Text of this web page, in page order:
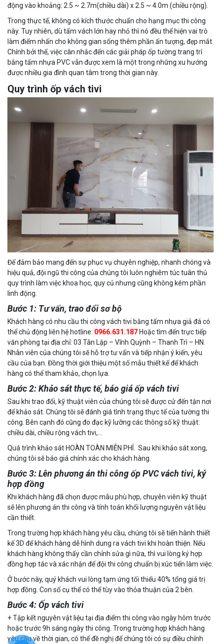
động vào khoảng: 2.5 ~ 2.7m(chiều dài) x 2.5 ~ 4.0m (chiều rộng).
Trong thực tế, không có kích thước chuẩn cho hạng mục thi công
này. Tuy nhiên, dù tấm vách lớn hay nhỏ thì nó đều thể hiện vai trò
làm điểm nhấn cho không gian sống thêm phần ấn tượng, đẹp mắt.
Chính bởi thế, việc cân nhắc đến các giải pháp ốp tường trang trí
bằng tấm nhựa PVC vẫn được xem là một trong những xu hướng
được nhiều gia đình quan tâm trong thời gian này.
Quy trình ốp vách tivi
Để đảm bảo mang đến sự phục vụ chuyên nghiệp, nhanh chóng và
hiệu quả, đội ngũ thi công của chúng tôi luôn nghiêm túc tuân thủ
quy trình làm việc khoa học, quy củ nhưng cũng không kém phần
linh động.
Bước 1: Tư vấn, trao đổi sơ bộ
Khách hàng có nhu cầu thi công vách tivi bằng tấm nhựa giả đá có
thể chủ động liên hệ hotline: 0966.631.187Hoặc tìm đến trực tiếp
văn phòng tại địa chỉ: 03 Tân Lập – Vĩnh Quỳnh – Thanh Trì – HN.
Nhân viên của chúng tôi sẽ hỗ trợ tư vấn và tiếp nhận ý kiến, yêu
cầu của bạn. Đồng thời giới thiệu một số mẫu thiết kế để khách
hàng có thể tham khảo, chọn lựa.
Bước 2: Khảo sát thực tế, báo giá ốp vách tivi
Sau khi trao đổi, kỹ thuật viên của chúng tôi sẽ được cử đến tận nơi
để khảo sát. Chúng tôi sẽ đánh giá tình trạng thực tế của tường thi
công. Bên cạnh đó cũng đo đạc kỹ lưỡng các thông số kỹ thuật:
chiều dài, chiều rộng vách tivi,…
Quá trình khảo sát HOÀN TOÀN MIỄN PHÍ. Sau khi khảo sát xong,
chúng tôi sẽ báo giá chính xác cho khách hàng.
Bước 3: Lên phương án thi công ốp PVC vách tivi, ký
hợp đồng
Khi khách hàng đã chọn được mẫu phù hợp, chuyên viên kỹ thuật
sẽ lên phương án thi công và tính toán khối lượng nguyên vật liệu
cần thiết.
Trong trường hợp khách hàng yêu cầu, chúng tôi sẽ tiến hành thiết
kế 3D để khách hàng dễ hình dung ra vách tivi khi hoàn thiện. Nếu
khách hàng không thấy cần chỉnh sửa gì nữa, thì vui lòng ký hợp
đồng hợp tác và xác nhận để đội thi công chuẩn bị xúc tiến làm việc.
Ở bước này, quý khách vui lòng tạm ứng tối thiểu 40% tổng giá trị
hợp đồng. Con số cụ thể có thể tùy vào thỏa thuận của 2 bên.
Bước 4: Ốp vách tivi
+ Tập kết nguyên vật liệu tại địa điểm thi công vào ngày hôm trước
hoặc trước 9h sáng ngày thi công. Trong trường hợp khách hàng
yêu cầu về thời gian, có thể đề nghị để chúng tôi có sự điều chỉnh